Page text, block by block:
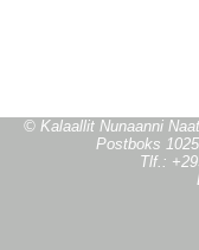
© Kalaallit Nunaanni
Postboks
Tlf.: